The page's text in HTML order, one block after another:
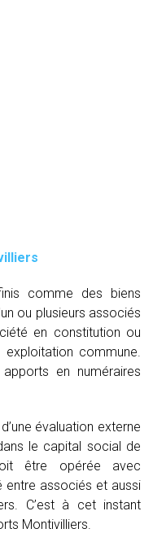
comme des biens
ou plusieurs associés
en constitution ou
commune.
en numéraires
évaluation externe
le capital social de
être opérée avec
entre associés et aussi
C’est à cet instant
Montivilliers.